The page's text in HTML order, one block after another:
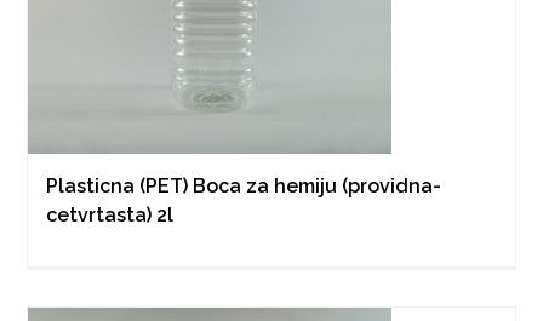
Plasticna (PET) Boca za hemiju (providna-
cetvrtasta) 2l